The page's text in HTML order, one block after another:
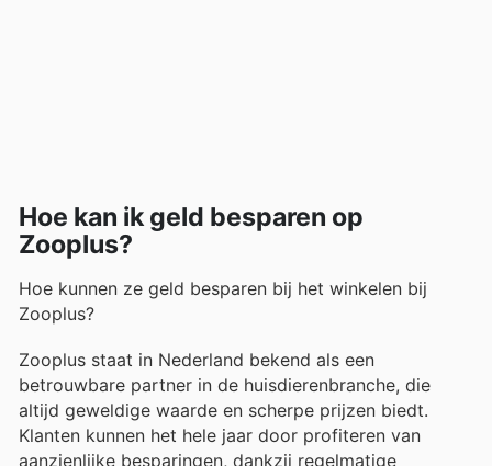
Hoe kan ik geld besparen op
Zooplus?
Hoe kunnen ze geld besparen bij het winkelen bij
Zooplus?
Zooplus staat in Nederland bekend als een
betrouwbare partner in de huisdierenbranche, die
altijd geweldige waarde en scherpe prijzen biedt.
Klanten kunnen het hele jaar door profiteren van
aanzienlijke besparingen, dankzij regelmatige